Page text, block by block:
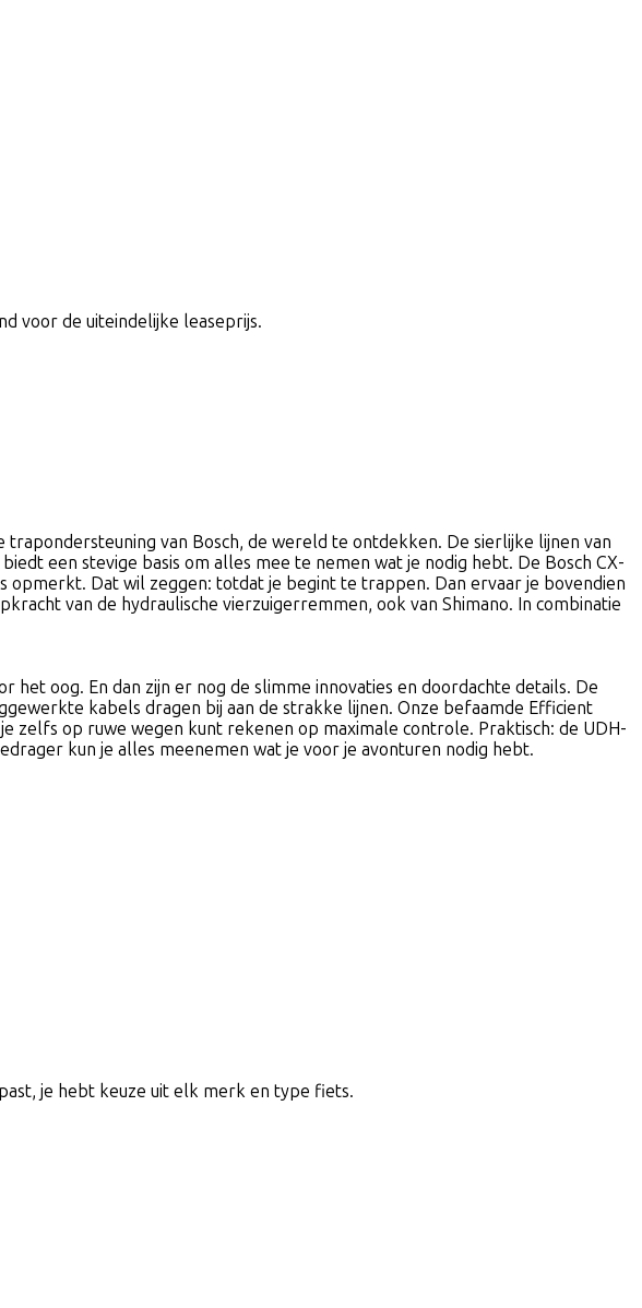
voor de uiteindelijke leaseprijs.
van Bosch, de wereld te ontdekken. De sierlijke lijnen van
een stevige basis om alles mee te nemen wat je nodig hebt. De Bosch CX-
Dat wil zeggen: totdat je begint te trappen. Dan ervaar je bovendien
van de hydraulische vierzuigerremmen, ook van Shimano. In combinatie
oog. En dan zijn er nog de slimme innovaties en doordachte details. De
kabels dragen bij aan de strakke lijnen. Onze befaamde Efficient
op ruwe wegen kunt rekenen op maximale controle. Praktisch: de UDH-
kun je alles meenemen wat je voor je avonturen nodig hebt.
je hebt keuze uit elk merk en type fiets.